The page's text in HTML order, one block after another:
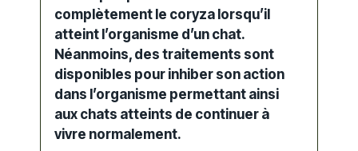
complètement le coryza lorsqu’il
atteint l’organisme d’un chat.
Néanmoins, des traitements sont
disponibles pour inhiber son action
dans l’organisme permettant ainsi
aux chats atteints de continuer à
vivre normalement.